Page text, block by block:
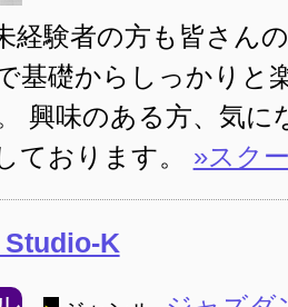
経験者の方も皆さん
基礎からしっかり
興味のある方、気
ております。 »スク
K